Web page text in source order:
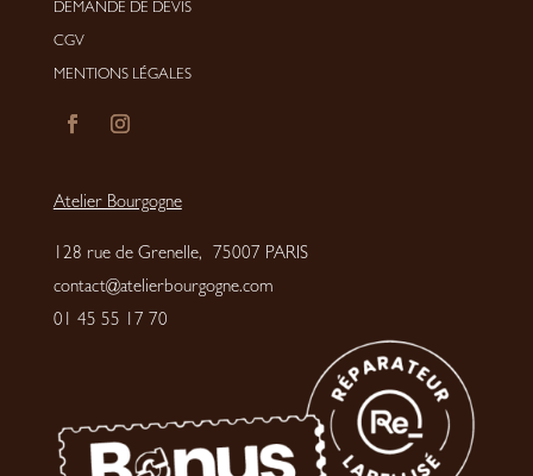
DEMANDE DE DEVIS
CGV
MENTIONS LÉGALES
Atelier Bourgogne
128 rue de Grenelle, 75007 PARIS
contact@atelierbourgogne.com
01 45 55 17 70